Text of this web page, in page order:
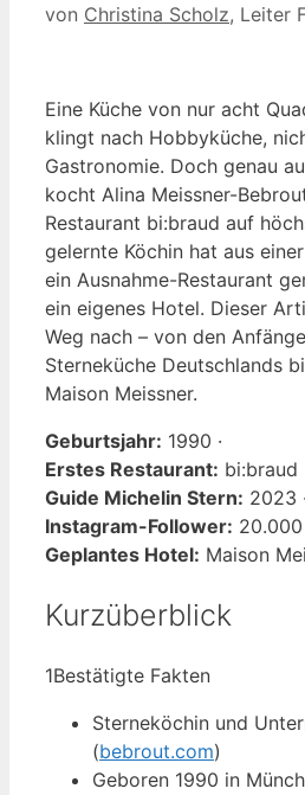
von Christina Scholz, Leiter
Eine Küche von nur acht
klingt nach Hobbyküche,
Gastronomie. Doch genau
kocht Alina Meissner-
Restaurant bi:braud auf
gelernte Köchin hat aus
ein Ausnahme-Restaurant
ein eigenes Hotel. Dieser
Weg nach – von den
Sterneküche Deutschlands
Maison Meissner.
Geburtsjahr: 1990 ·
Erstes Restaurant: bi:braud
Guide Michelin Stern: 2023 ·
Instagram-Follower: 20.000
Geplantes Hotel: Maison
Kurzüberblick
1Bestätigte Fakten
Sterneköchin und
(bebrout.com)
Geboren 1990 in